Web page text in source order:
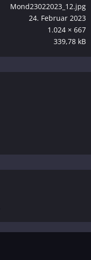
Mond23022023_12.jpg
24. Februar 2023
1.024 × 667
339,78 kB